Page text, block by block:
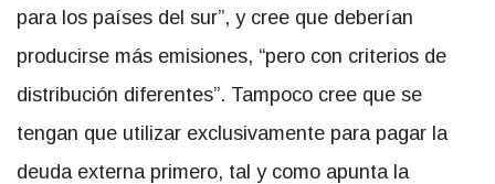
para los países del sur”, y cree que deberían
producirse más emisiones, “pero con criterios de
distribución diferentes”. Tampoco cree que se
tengan que utilizar exclusivamente para pagar la
deuda externa primero, tal y como apunta la